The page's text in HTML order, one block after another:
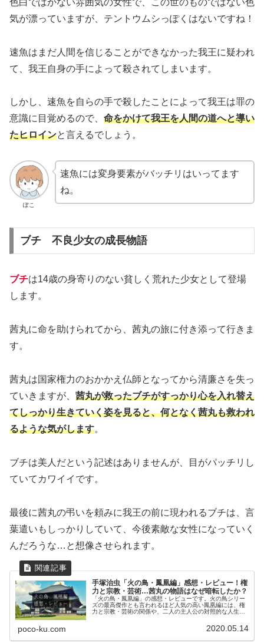
気が漂っていますが、テントウムシっぽくはないですね！
速魚はまだ人間を信じることができなかった我王に疑われ
て、我王自身の手によって殺されてしまいます。
しかし、速魚を自らの手で殺したことによって我王は罪の
意識に目覚めるので、 命をかけて我王を人間の道へと導い
たヒロインと言えるでしょう。
ぽこ
速魚には変身要素がバッチリはいってます
ね。
ブチ 不良少女の成長物語
ブチは14歳の身寄りのない貧しく荒れた少女として登場
します。
茜丸に命を助けられてから、茜丸の旅に付き添って行きま
す。
茜丸は国家権力のおかかえ仏師となってから清廉さを失っ
ていきますが、 茜丸が救ったブチがすっかり心を入れ替え
てしっかり生きていく姿を見ると、何となく茜丸も救われ
るような気がします。
ブチは美人だという記述はありませんが、目がパッチリし
ていてカワイイです。
最後に茜丸の弔いを頼みに我王の前に現われるブチは、言
葉遣いもしっかりしていて、今後素敵な女性になっていく
んだろうな…と想像させられます。
手塚治虫「火の鳥・鳳凰編」感想・レビュー！権
力と宗教・芸術…茜丸の物語はなぜ暗転したか？
「火の鳥・鳳凰編」の感想・レビューです。火の鳥シリー
ズの最高傑作とも言われるほど人気の高い鳳凰編には、権
力と宗教・芸術の関係や、二人の主人公の対照的な人生が
poco-ku.com 2020.05.14